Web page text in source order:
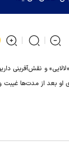
و نقش‌آفرینی
او بعد از مدت‌ها غیبت